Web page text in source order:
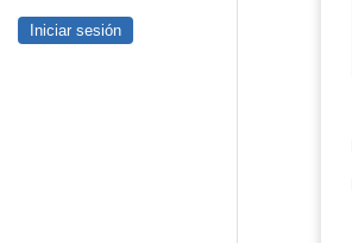
Iniciar sesión